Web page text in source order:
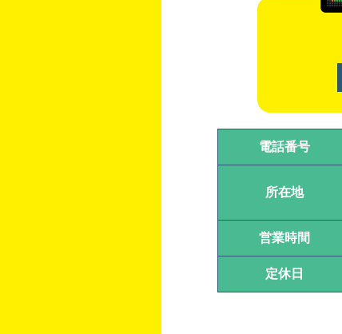
電話番号
所在地
営業時間
定休日